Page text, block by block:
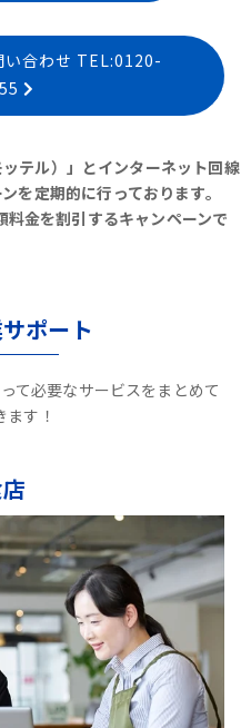
い合わせ TEL:0120-
テル）」とインターネット回線
を定期的に行っております。
金を割引するキャンペーンで
ポート
て必要なサービスをまとめて
ます！